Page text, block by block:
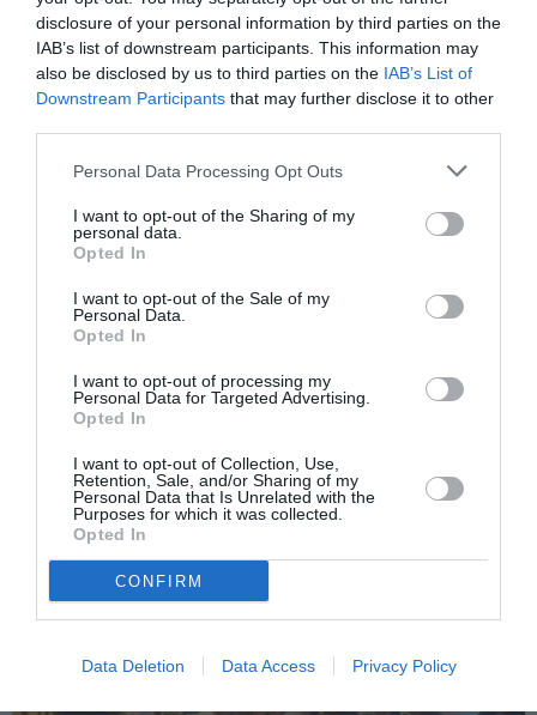
disclosure of your personal information by third parties on the
IAB’s list of downstream participants. This information may
also be disclosed by us to third parties on the IAB’s List of
Downstream Participants that may further disclose it to other
Personal Data Processing Opt Outs
I want to opt-out of the Sharing of my
personal data.
Opted In
I want to opt-out of the Sale of my
Personal Data.
Opted In
I want to opt-out of processing my
Personal Data for Targeted Advertising.
Opted In
I want to opt-out of Collection, Use,
Retention, Sale, and/or Sharing of my
Personal Data that Is Unrelated with the
Purposes for which it was collected.
Opted In
CONFIRM
Data Deletion Data Access Privacy Policy
AȚI PUTEA DORI DE
Concursul Miss Badante 2026: informații
despre înscrieri și participare